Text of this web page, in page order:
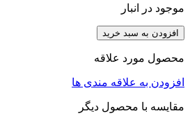
موجود در انبار
افزودن به سبد خرید
محصول مورد علاقه
افزودن به علاقه مندی ها
مقایسه با محصول دیگر